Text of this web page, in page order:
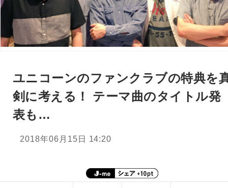
ユニコーンのファンクラブの特典を
剣に考える！ テーマ曲のタイトル発
表も…
2018年06月15日 14:20